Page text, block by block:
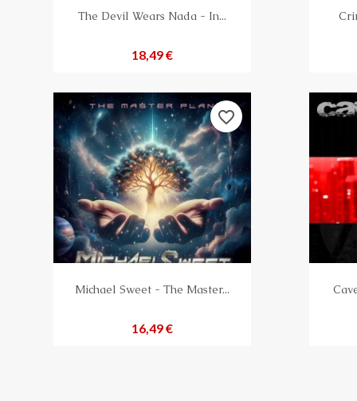
The Devil Wears Nada - In...
Preis
18,49 €
Michael Sweet - The Master...
Preis
16,49 €
favorite_border